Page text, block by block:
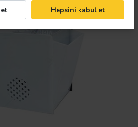
Hepsini kabul et